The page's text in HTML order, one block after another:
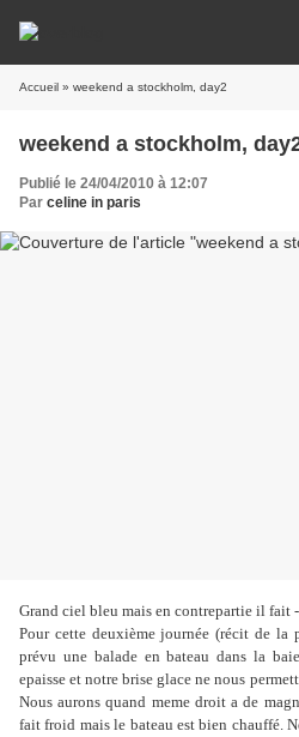
Accueil » weekend a stockholm, day2
weekend a stockholm,
Publié le 24/04/2010 à 12:07
Par celine in paris
Grand ciel bleu mais en contrepartie il fait
Pour cette deuxième journée (récit de la
prévu une balade en bateau dans la
epaisse et notre brise glace ne nous
Nous aurons quand meme droit a de
fait froid mais le bateau est bien chauffé.